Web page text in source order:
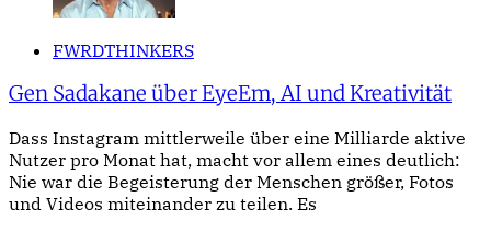
FWRDTHINKERS
Gen Sadakane über EyeEm, AI und Kreativität
Dass Instagram mittlerweile über eine Milliarde aktive
Nutzer pro Monat hat, macht vor allem eines deutlich:
Nie war die Begeisterung der Menschen größer, Fotos
und Videos miteinander zu teilen. Es